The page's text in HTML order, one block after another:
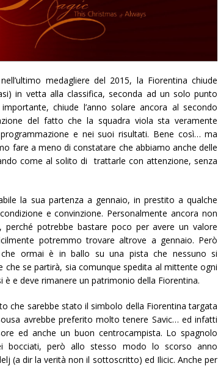
medagliere del 2015, la Fiorentina chiude
in vetta alla classifica, seconda ad un solo punto
chiude l’anno solare ancora al secondo
del fatto che la squadra viola sta veramente
e nei suoi risultati. Bene così… ma
fare a meno di constatare che abbiamo anche delle
come al solito di trattarle con attenzione, senza
la sua partenza a gennaio, in prestito a qualche
e convinzione. Personalmente ancora non
potrebbe bastare poco per avere un valore
potremmo trovare altrove a gennaio. Però
che ormai è in ballo su una pista che nessuno si
che se partirà, sia comunque spedita al mittente ogni
e deve rimanere un patrimonio della Fiorentina.
che sarebbe stato il simbolo della Fiorentina targata
avrebbe preferito molto tenere Savic… ed infatti
ed anche un buon centrocampista. Lo spagnolo
bocciati, però allo stesso modo lo scorso anno
(a dir la verità non il sottoscritto) ed Ilicic. Anche per